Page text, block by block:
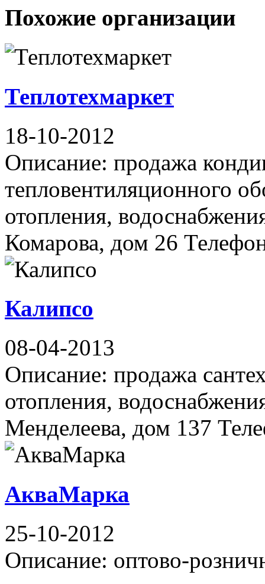
Похожие организации
Теплотехмаркет
18-10-2012
Описание: продажа
тепловентиляционного
отопления,
Комарова, дом 26
Калипсо
08-04-2013
Описание: продажа
отопления,
Менделеева, дом 137
АкваМарка
25-10-2012
Описание: оптово-